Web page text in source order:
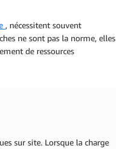
, nécessitent souvent
ne sont pas la norme, elles
de ressources
sur site. Lorsque la charge